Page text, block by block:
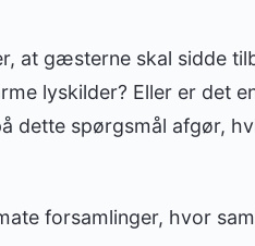
at gæsterne skal sidde
lyskilder? Eller er det
dette spørgsmål afgør,
forsamlinger, hvor